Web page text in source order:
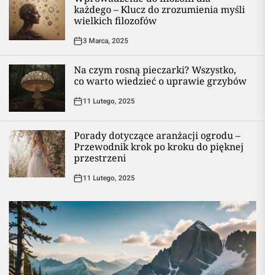
każdego – Klucz do zrozumienia myśli
wielkich filozofów
3 Marca, 2025
Na czym rosną pieczarki? Wszystko,
co warto wiedzieć o uprawie grzybów
11 Lutego, 2025
Porady dotyczące aranżacji ogrodu –
Przewodnik krok po kroku do pięknej
przestrzeni
11 Lutego, 2025